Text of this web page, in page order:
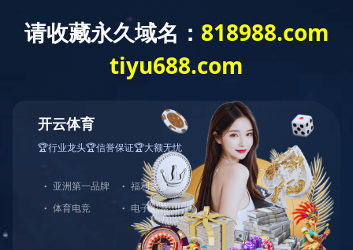
网站首页 关于我们 产品中心
123